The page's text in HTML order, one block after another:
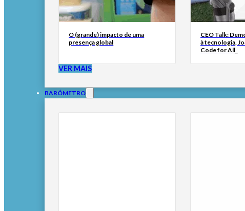
O (grande) impacto de uma
presença global
CEO Talk:
à tecnologia,
Code for All_
VER MAIS
BARÓMETRO